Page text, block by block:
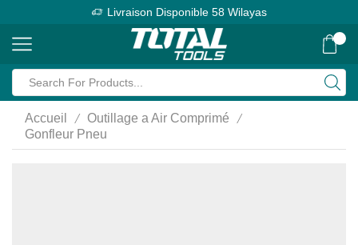
Livraison Disponible 58 Wilayas
input
Accueil / Outillage a Air Comprimé /
Gonfleur Pneu